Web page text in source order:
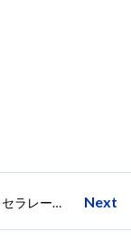
青森市が主催する「青森アクセラレータープログラム」成果発表会を開催！ Next